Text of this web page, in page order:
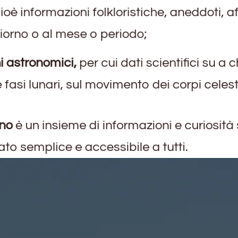
informazioni folkloristiche, aneddoti,
o al mese o periodo;
astronomici, per cui dati scientifici su a
lunari, sul movimento dei corpi
è un insieme di informazioni e curiosità
semplice e accessibile a tutti.